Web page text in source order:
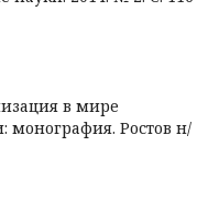
в мире
монография. Ростов н/